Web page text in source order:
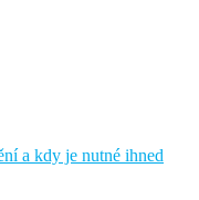
a kdy je nutné ihned